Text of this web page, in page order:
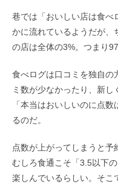
巷では「おいしい店は食べ
かに流れているようだが、
の店は全体の3%。つまり
食べログは口コミを独自の
ミ数が少なかったり、新し
「本当はおいしいのに点
るのだ。
点数が上がってしまうと予
むしろ食通こそ「3.5以下
楽しんでいるらしい。そこ